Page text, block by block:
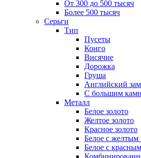
От 300 до 500 тысяч
Более 500 тысяч
Серьги
Тип
Пусеты
Конго
Висячие
Дорожка
Груша
Английский
С большим
Металл
Белое золото
Желтое золото
Красное золото
Белое с желтым
Белое с